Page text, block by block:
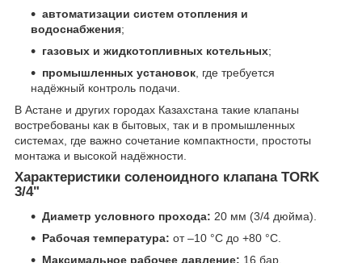
автоматизации систем отопления и
водоснабжения;
газовых и жидкотопливных котельных;
промышленных установок, где требуется
надёжный контроль подачи.
В Астане и других городах Казахстана такие клапаны
востребованы как в бытовых, так и в промышленных
системах, где важно сочетание компактности, простоты
монтажа и высокой надёжности.
Характеристики соленоидного клапана TORK
3/4"
Диаметр условного прохода: 20 мм (3/4 дюйма).
Рабочая температура: от –10 °C до +80 °C.
Максимальное рабочее давление: 16 бар.